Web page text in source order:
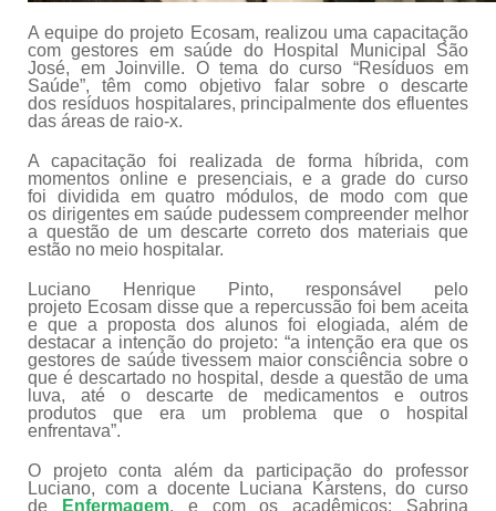
A equipe do projeto Ecosam, realizou uma capacitação
com gestores em saúde do Hospital Municipal São
José, em Joinville. O tema do curso “Resíduos em
Saúde”, têm como objetivo falar sobre o descarte
dos resíduos hospitalares, principalmente dos efluentes
das áreas de raio-x.
A capacitação foi realizada de forma híbrida, com
momentos online e presenciais, e a grade do curso
foi dividida em quatro módulos, de modo com que
os dirigentes em saúde pudessem compreender melhor
a questão de um descarte correto dos materiais que
estão no meio hospitalar.
Luciano Henrique Pinto, responsável pelo
projeto Ecosam disse que a repercussão foi bem aceita
e que a proposta dos alunos foi elogiada, além de
destacar a intenção do projeto: “a intenção era que os
gestores de saúde tivessem maior consciência sobre o
que é descartado no hospital, desde a questão de uma
luva, até o descarte de medicamentos e outros
produtos que era um problema que o hospital
enfrentava”.
O projeto conta além da participação do professor
Luciano, com a docente Luciana Karstens, do curso
de
Enfermagem, e com os acadêmicos: Sabrina